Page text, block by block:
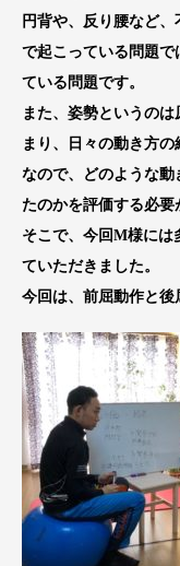
円背や、反り腰など
で起こっている問題
ている問題です。
また、姿勢というの
まり、日々の動き方の
なので、どのような
たのかを評価する必要
そこで、今回M様には
ていただきました。
今回は、前屈動作と後